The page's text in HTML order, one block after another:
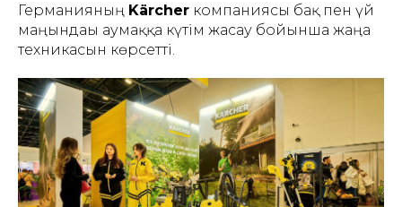
Германияның Kärcher компаниясы бақ пен үй
маңындағы аумаққа күтім жасау бойынша жаңа
техникасын көрсетті.